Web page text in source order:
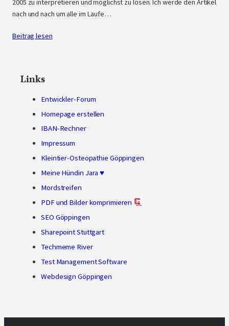
2005 zu interpretieren und möglichst zu lösen. Ich werde den Artikel
nach und nach um alle im Laufe…
Beitrag lesen
Links
Entwickler-Forum
Homepage erstellen
IBAN-Rechner
Impressum
Kleintier-Osteopathie Göppingen
Meine Hündin Jara ♥
Mordstreifen
PDF und Bilder komprimieren
SEO Göppingen
Sharepoint Stuttgart
Techmeme River
Test Management Software
Webdesign Göppingen